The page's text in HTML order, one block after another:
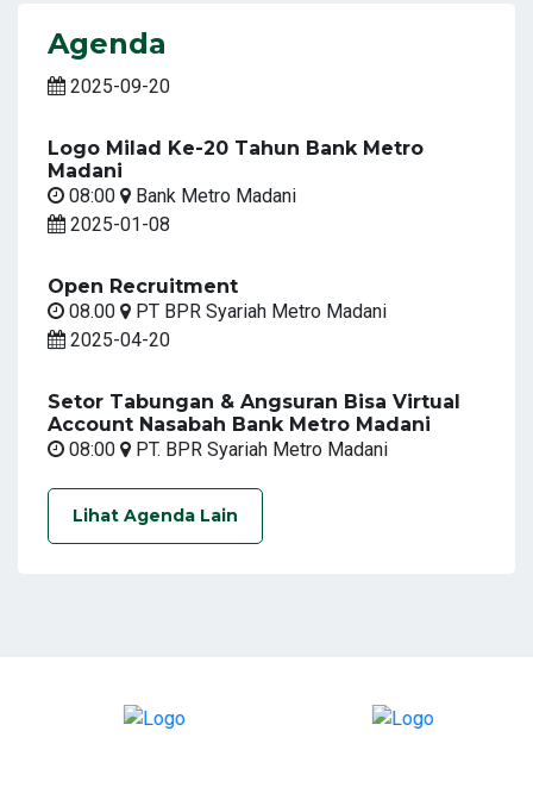
Agenda
2025-09-20
Logo Milad Ke-20 Tahun Bank Metro
Madani
08:00
Bank Metro Madani
2025-01-08
Open Recruitment
08.00
PT BPR Syariah Metro Madani
2025-04-20
Setor Tabungan & Angsuran Bisa Virtual
Account Nasabah Bank Metro Madani
08:00
PT. BPR Syariah Metro Madani
Lihat Agenda Lain